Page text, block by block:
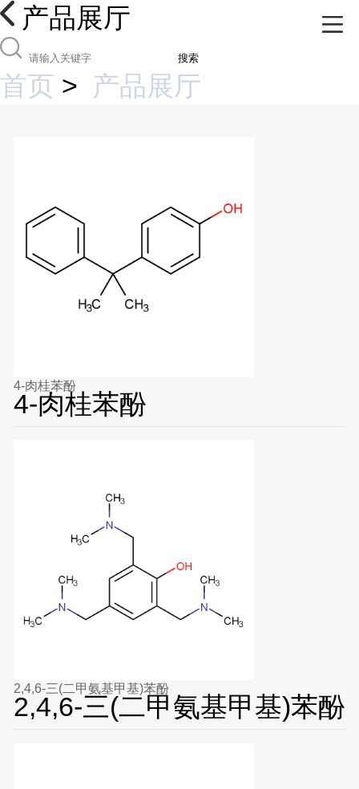
产品展厅
搜索
首页 > 产品展厅
4-肉桂苯酚
4-肉桂苯酚
2,4,6-三(二甲氨基甲基)苯酚
2,4,6-三(二甲氨基甲基)苯酚